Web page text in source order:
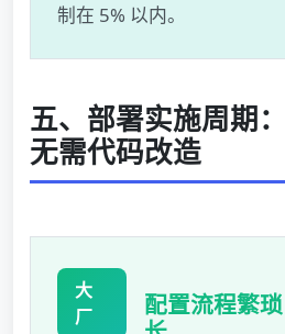
制在 5% 以内。
五、部署实施周期
无需代码改造
大
厂
配置流程繁